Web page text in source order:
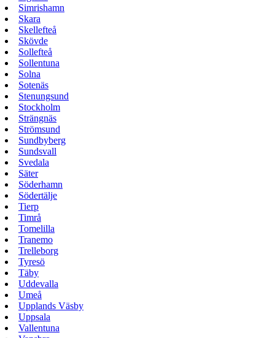
Simrishamn
Skara
Skellefteå
Skövde
Sollefteå
Sollentuna
Solna
Sotenäs
Stenungsund
Stockholm
Strängnäs
Strömsund
Sundbyberg
Sundsvall
Svedala
Säter
Söderhamn
Södertälje
Tierp
Timrå
Tomelilla
Tranemo
Trelleborg
Tyresö
Täby
Uddevalla
Umeå
Upplands Väsby
Uppsala
Vallentuna